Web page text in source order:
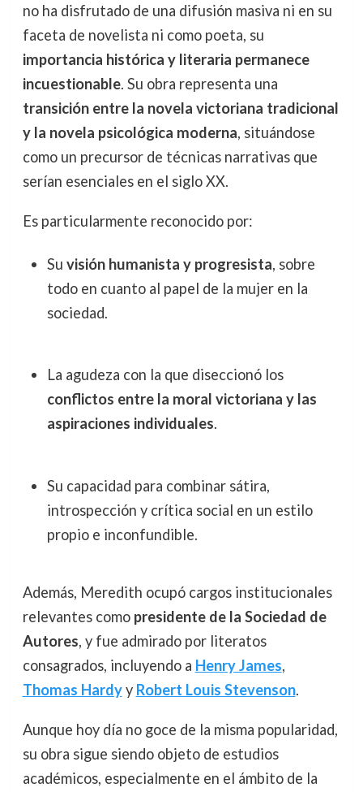
no ha disfrutado de una difusión masiva ni en su
faceta de novelista ni como poeta, su
importancia histórica y literaria permanece
incuestionable. Su obra representa una
transición entre la novela victoriana tradicional
y la novela psicológica moderna, situándose
como un precursor de técnicas narrativas que
serían esenciales en el siglo XX.
Es particularmente reconocido por:
Su visión humanista y progresista, sobre
todo en cuanto al papel de la mujer en la
sociedad.
La agudeza con la que diseccionó los
conflictos entre la moral victoriana y las
aspiraciones individuales.
Su capacidad para combinar sátira,
introspección y crítica social en un estilo
propio e inconfundible.
Además, Meredith ocupó cargos institucionales
relevantes como presidente de la Sociedad de
Autores, y fue admirado por literatos
consagrados, incluyendo a Henry James,
Thomas Hardyy Robert Louis Stevenson.
Aunque hoy día no goce de la misma popularidad,
su obra sigue siendo objeto de estudios
académicos, especialmente en el ámbito de la